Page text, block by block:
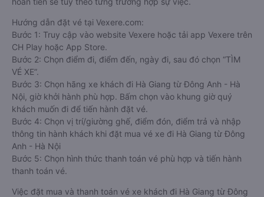
Hướng dẫn đặt vé tại Vexere.com:
Bước 1: Truy cập vào website Vexere hoặc tải app Vexere trên
CH Play hoặc App Store.
Bước 2: Chọn điểm đi, điểm đến, ngày đi, sau đó chọn “TÌM
VÉ XE”.
Bước 3: Chọn hãng xe khách đi Hà Giang từ Đông Anh - Hà
Nội, giờ khởi hành phù hợp. Bấm chọn vào khung giờ quý
khách muốn đi để tiến hành đặt vé.
Bước 4: Chọn vị trí/giường ghế, điểm đón, điểm trả và nhập
thông tin hành khách khi đặt mua vé xe đi Hà Giang từ Đông
Anh - Hà Nội
Bước 5: Chọn hình thức thanh toán vé phù hợp và tiến hành
thanh toán vé.
Việc đặt mua và thanh toán vé xe khách đi Hà Giang từ Đông